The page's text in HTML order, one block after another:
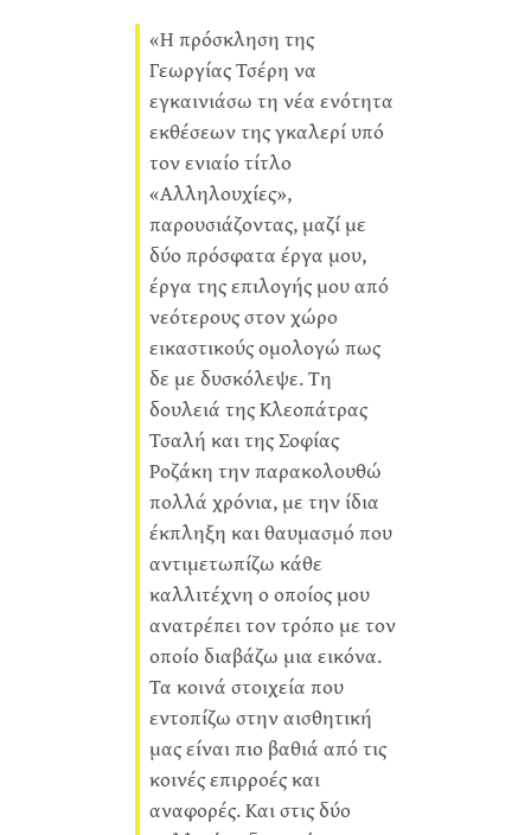
«Η πρόσκληση της
Γεωργίας Τσέρη να
εγκαινιάσω τη νέα ενότητα
εκθέσεων της γκαλερί υπό
τον ενιαίο τίτλο
«Αλληλουχίες»,
παρουσιάζοντας, μαζί με
δύο πρόσφατα έργα μου,
έργα της επιλογής μου από
νεότερους στον χώρο
εικαστικούς ομολογώ πως
δε με δυσκόλεψε. Τη
δουλειά της Κλεοπάτρας
Τσαλή και της Σοφίας
Ροζάκη την παρακολουθώ
πολλά χρόνια, με την ίδια
έκπληξη και θαυμασμό που
αντιμετωπίζω κάθε
καλλιτέχνη ο οποίος μου
ανατρέπει τον τρόπο με τον
οποίο διαβάζω μια εικόνα.
Τα κοινά στοιχεία που
εντοπίζω στην αισθητική
μας είναι πιο βαθιά από τις
κοινές επιρροές και
αναφορές. Και στις δύο